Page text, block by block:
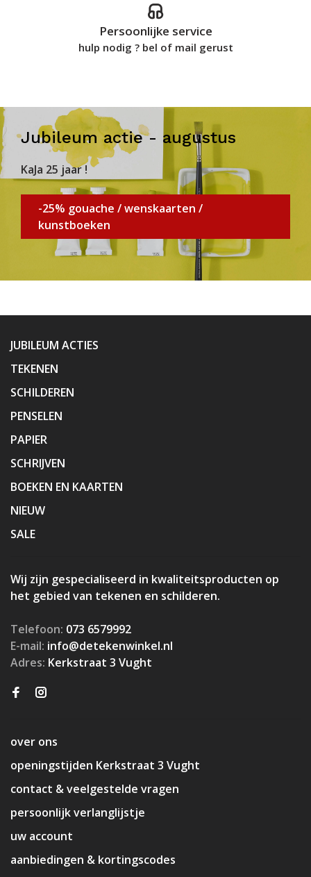
Persoonlijke service
hulp nodig ? bel of mail gerust
Jubileum actie - augustus
KaJa 25 jaar !
-25% gouache / wenskaarten /
kunstboeken
JUBILEUM ACTIES
TEKENEN
SCHILDEREN
PENSELEN
PAPIER
SCHRIJVEN
BOEKEN EN KAARTEN
NIEUW
SALE
Wij zijn gespecialiseerd in kwaliteitsproducten op
het gebied van tekenen en schilderen.
Telefoon: 073 6579992
E-mail: info@detekenwinkel.nl
Adres: Kerkstraat 3 Vught
over ons
openingstijden Kerkstraat 3 Vught
contact & veelgestelde vragen
persoonlijk verlanglijstje
uw account
aanbiedingen & kortingscodes